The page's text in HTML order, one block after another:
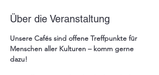
Über die Veranstaltung
Unsere Cafés sind offene Treffpunkte für
Menschen aller Kulturen – komm gerne
dazu!